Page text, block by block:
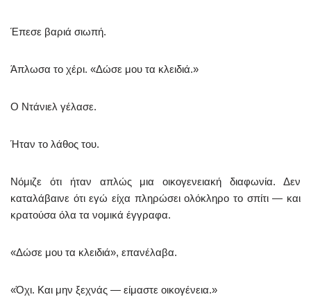
Έπεσε βαριά σιωπή.
Άπλωσα το χέρι. «Δώσε μου τα κλειδιά.»
Ο Ντάνιελ γέλασε.
Ήταν το λάθος του.
Νόμιζε ότι ήταν απλώς μια οικογενειακή διαφωνία. Δεν
καταλάβαινε ότι εγώ είχα πληρώσει ολόκληρο το σπίτι — και
κρατούσα όλα τα νομικά έγγραφα.
«Δώσε μου τα κλειδιά», επανέλαβα.
«Όχι. Και μην ξεχνάς — είμαστε οικογένεια.»